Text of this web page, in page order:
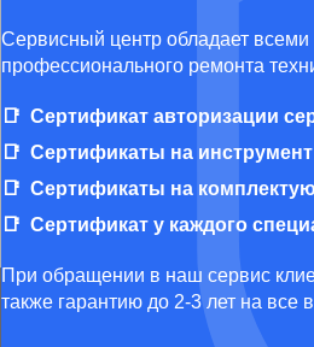
Cервисный центр обладает
профессионального ремонта
Сертификат авторизации
Сертификаты на
Сертификаты на
Сертификат у каждого
При обращении в наш сервис
также гарантию до 2-3 лет на все